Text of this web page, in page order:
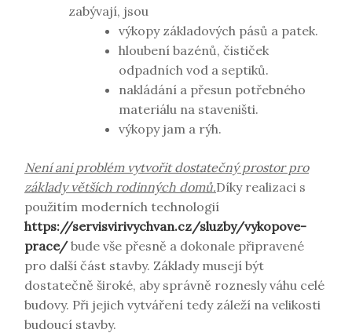
zabývají, jsou
výkopy základových pásů a patek.
hloubení bazénů, čističek
odpadních vod a septiků.
nakládání a přesun potřebného
materiálu na staveništi.
výkopy jam a rýh.
Není ani problém vytvořit dostatečný prostor pro
základy větších rodinných domů.Díky realizaci s
použitím moderních technologií
https://servisvirivychvan.cz/sluzby/vykopove-
prace/ bude vše přesně a dokonale připravené
pro další část stavby. Základy musejí být
dostatečně široké, aby správně roznesly váhu celé
budovy. Při jejich vytváření tedy záleží na velikosti
budoucí stavby.